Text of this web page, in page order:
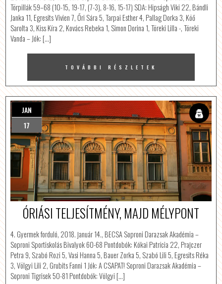
Törpillák 59–68 (10-15, 19-17, (7-3), 8-16, 15-17) SDA: Hipságh Viki 22, Bándli
Janka 11, Egresits Vivien 7, Őri Sára 5, Tarpai Esther 4, Pallag Dorka 3, Köő
Sarolta 3, Kiss Kíra 2, Kovács Rebeka 1, Simon Dorina 1, Töreki Lilla -, Töreki
Vanda – Jók: […]
TOVÁBBI RÉSZLETEK
JAN
17
ÓRIÁSI TELJESÍTMÉNY, MAJD MÉLYPONT
4. Gyermek forduló, 2018. január 14., BECSA Soproni Darazsak Akadémia –
Soproni Sportiskolás Bivalyok 60-68 Pontdobók: Kókai Patrícia 22, Prajczer
Petra 9, Szabó Rozi 5, Vasi Hanna 5, Bauer Zorka 5, Szabó Lili 5, Egresits Réka
3, Völgyi Lili 2, Grubits Fanni 1 Jók: A CSAPAT! Soproni Darazsak Akadémia –
Soproni Tigrisek 50-81 Pontdobók: Völgyi […]